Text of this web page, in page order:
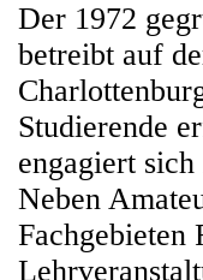
Der 1972
betreibt auf
Studierende
engagiert
Neben
Fachgebieten